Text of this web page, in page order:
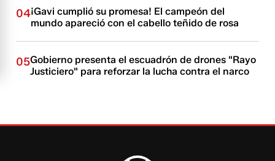
04¡Gavi cumplió su promesa! El campeón del
mundo apareció con el cabello teñido de rosa
05Gobierno presenta el escuadrón de drones "Rayo
Justiciero" para reforzar la lucha contra el narco